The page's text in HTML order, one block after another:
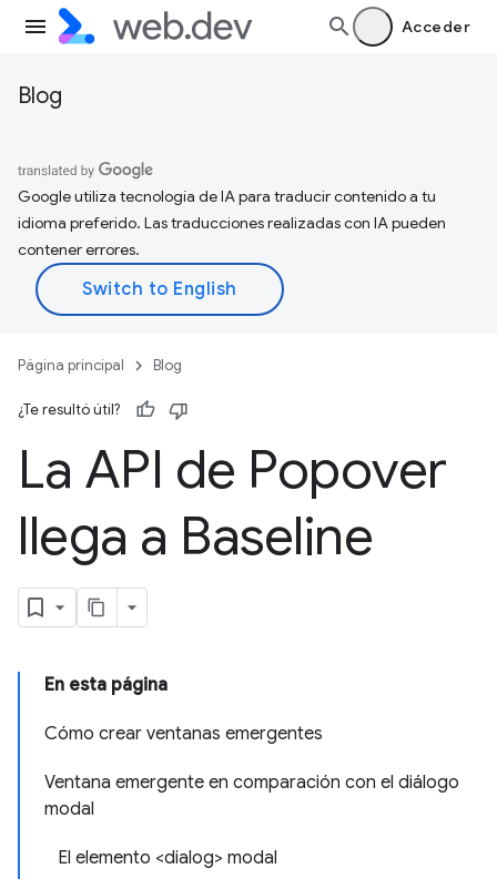
Acceder
Blog
Google utiliza tecnología de IA para traducir contenido a tu
idioma preferido. Las traducciones realizadas con IA pueden
contener errores.
Página principal Blog
¿Te resultó útil?
La API de Popover
llega a Baseline
En esta página
Cómo crear ventanas emergentes
Ventana emergente en comparación con el diálogo
modal
El elemento <dialog> modal